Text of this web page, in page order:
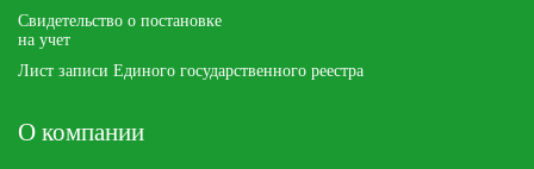
Свидетельство о постановке
на учет
Лист записи Единого государственного реестра
О компании